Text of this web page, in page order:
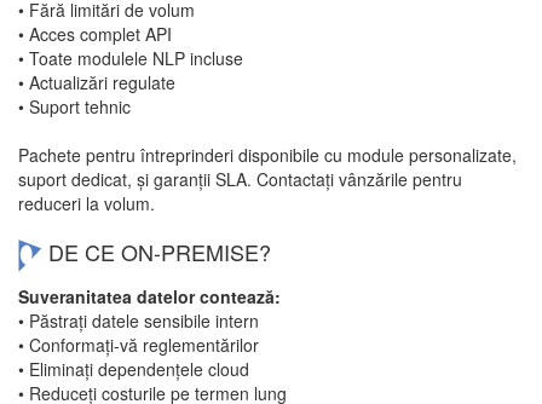
• Fără limitări de volum
• Acces complet API
• Toate modulele NLP incluse
• Actualizări regulate
• Suport tehnic
Pachete pentru întreprinderi disponibile cu module personalizate,
suport dedicat, și garanții SLA. Contactați vânzările pentru
reduceri la volum.
DE CE ON-PREMISE?
Suveranitatea datelor contează:
• Păstrați datele sensibile intern
• Conformați-vă reglementărilor
• Eliminați dependențele cloud
• Reduceți costurile pe termen lung